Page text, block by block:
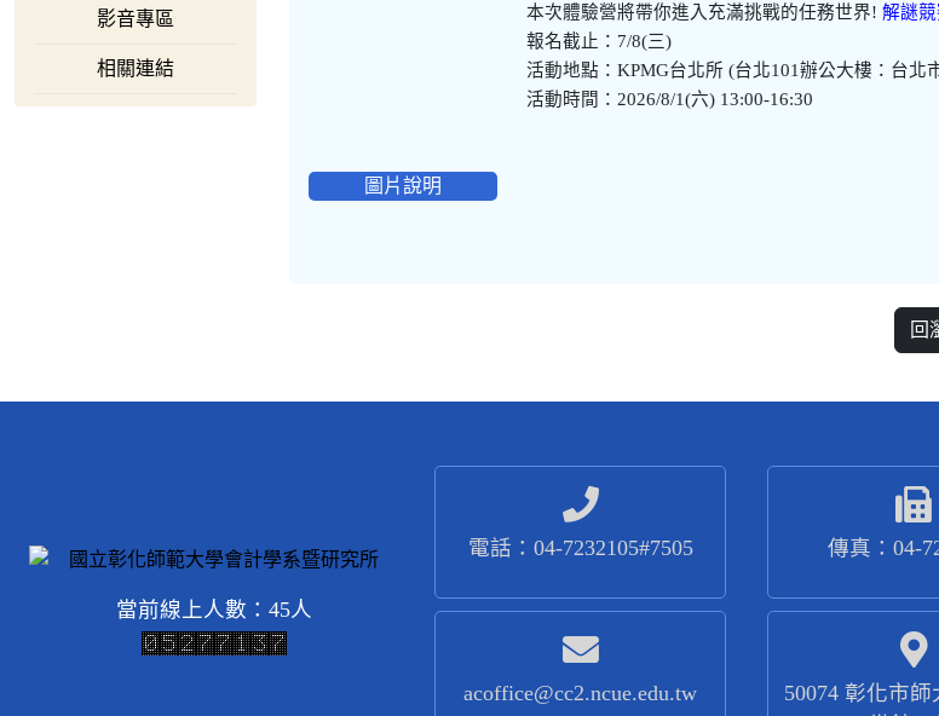
影音專區
相關連結
本次體驗營將帶你進入充滿挑戰的任務世界!解謎
報名截止：7/8(三)
活動地點：KPMG台北所 (台北101辦公大樓：台北
活動時間：2026/8/1(六) 13:00-16:30
圖片說明
回
當前線上人數：45人
電話：04-7232105#7505 傳真：04-
acoffice@cc2.ncue.edu.tw
50074 彰化市